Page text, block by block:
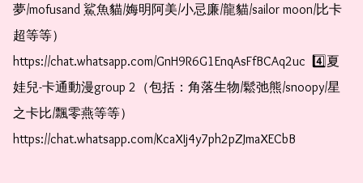
夢/mofusand 鯊魚貓/娒明阿美/小忌廉/龍貓/sailor moon/比卡
超等等）
https://chat.whatsapp.com/GnH9R6G1EnqAsFfBCAq2uc  4️⃣夏
娃兒-卡通動漫group 2（包括：角落生物/鬆弛熊/snoopy/星
之卡比/飄零燕等等）
https://chat.whatsapp.com/KcaXIj4y7ph2pZJmaXECbB